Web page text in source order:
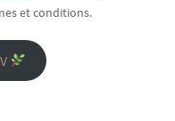
et conditions.